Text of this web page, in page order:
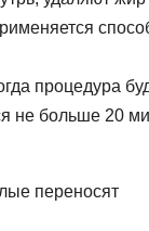
процедура
не больше 20
переносят